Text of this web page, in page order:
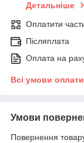
Детальніше
Оплатити
Післяплата
Оплата на
Всі умови оплати
Умови
Повернення